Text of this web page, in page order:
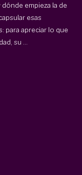
empieza la de
esas
para apreciar lo que
su ...